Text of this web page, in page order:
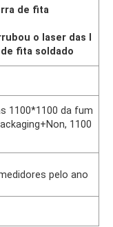
de fita
o laser das l
fita soldado
1100*1100 da fum
1100
pelo ano